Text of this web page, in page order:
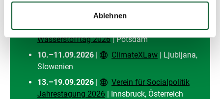
Ablehnen
10.09.2026|
Brandenburger
Wasserstofftag 2026| Potsdam
10.–11.09.2026 | ClimateXLaw | Ljubljana,
Slowenien
13.–19.09.2026 |
Verein für Socialpolitik
Jahrestagung 2026 | Innsbruck, Österreich